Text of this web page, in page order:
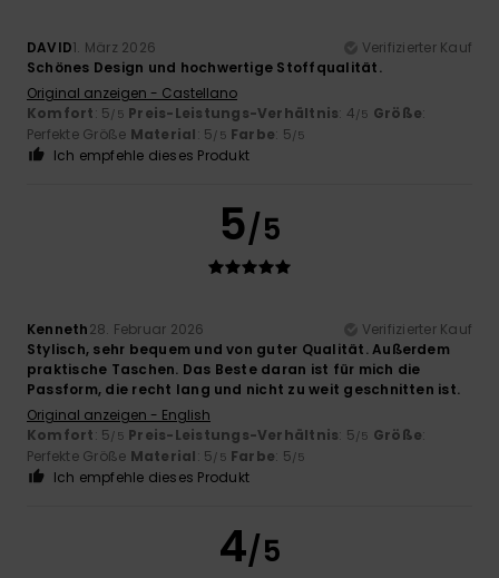
DAVID1. März 2026
Verifizierter Kauf
Schönes Design und hochwertige Stoffqualität.
Original anzeigen - Castellano
Komfort: 5/5 Preis-Leistungs-Verhältnis: 4/5 Größe:
Perfekte Größe Material: 5/5 Farbe: 5/5
Ich empfehle dieses Produkt
5/5
Kenneth28. Februar 2026
Verifizierter Kauf
Stylisch, sehr bequem und von guter Qualität. Außerdem
praktische Taschen. Das Beste daran ist für mich die
Passform, die recht lang und nicht zu weit geschnitten ist.
Original anzeigen - English
Komfort: 5/5 Preis-Leistungs-Verhältnis: 5/5 Größe:
Perfekte Größe Material: 5/5 Farbe: 5/5
Ich empfehle dieses Produkt
4/5